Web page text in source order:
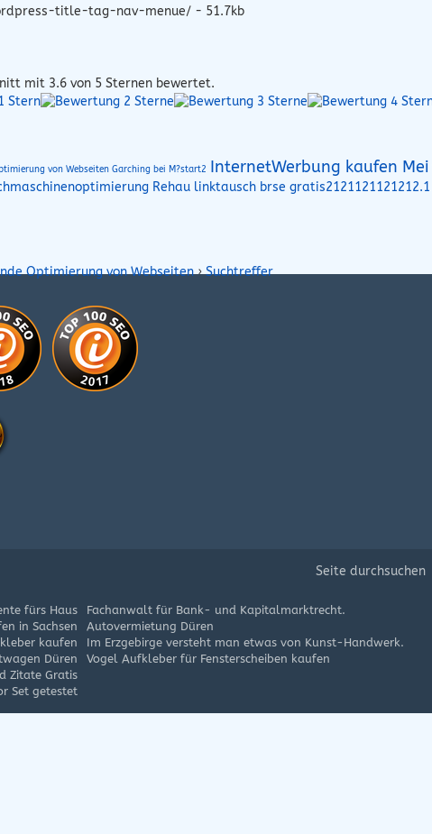
title-tag-nav-menue/ - 51.7kb
mit 3.6 von 5 Sternen bewertet.
von Webseiten Garching bei M?start2 InternetWerbung kaufen Mei
Rehau linktausch brse gratis2121121121212.1
Optimierung von Webseiten›Suchtreffer
Seite durchsuchen
fürs Haus
in Sachsen
kaufen
Düren
Zitate Gratis
Set getestet
Fachanwalt für Bank- und Kapitalmarktrecht.
Autovermietung Düren
Im Erzgebirge versteht man etwas von Kunst-Handwerk.
Vogel Aufkleber für Fensterscheiben kaufen